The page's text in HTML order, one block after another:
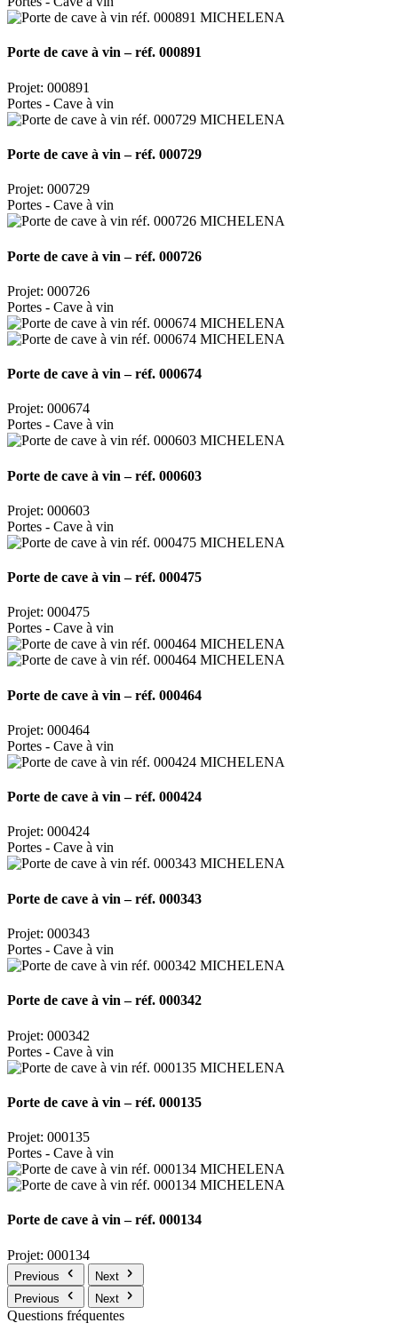
Porte de cave à vin – réf. 000891
Projet: 000891
Portes - Cave à vin
Porte de cave à vin – réf. 000729
Projet: 000729
Portes - Cave à vin
Porte de cave à vin – réf. 000726
Projet: 000726
Portes - Cave à vin
Porte de cave à vin – réf. 000674
Projet: 000674
Portes - Cave à vin
Porte de cave à vin – réf. 000603
Projet: 000603
Portes - Cave à vin
Porte de cave à vin – réf. 000475
Projet: 000475
Portes - Cave à vin
Porte de cave à vin – réf. 000464
Projet: 000464
Portes - Cave à vin
Porte de cave à vin – réf. 000424
Projet: 000424
Portes - Cave à vin
Porte de cave à vin – réf. 000343
Projet: 000343
Portes - Cave à vin
Porte de cave à vin – réf. 000342
Projet: 000342
Portes - Cave à vin
Porte de cave à vin – réf. 000135
Projet: 000135
Portes - Cave à vin
Porte de cave à vin – réf. 000134
Projet: 000134
Previous
Next
Previous
Next
Questions fréquentes